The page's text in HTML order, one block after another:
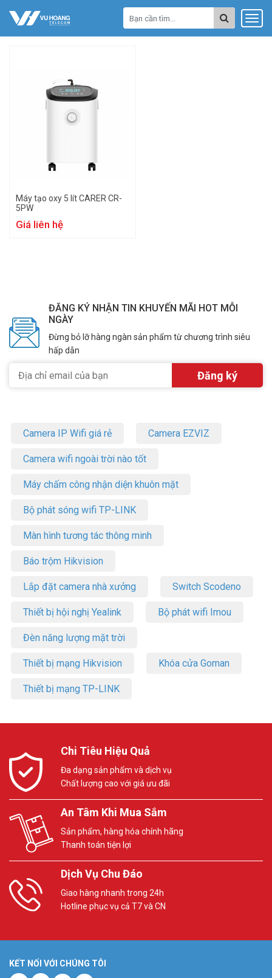
Máy tạo oxy 5 lít CARER CR-
5PW
Giá liên hệ
ĐĂNG KÝ NHẬN TIN KHUYẾN MÃI HOT MỖI
NGÀY
Đừng bỏ lỡ hàng ngàn sản phẩm từ chương trình siêu
hấp dẫn
Camera IP Wifi giá rẻ Camera EZVIZ
Camera wifi ngoài trời nào tốt
Máy chấm công nhận diện khuôn mặt
Bộ phát sóng wifi TP-LINK
Màn hình tương tác thông minh
Báo trộm Hikvision
Lắp đặt camera nhà xưởng Switch Scodeno
Thiết bị hội nghị Yealink Bộ phát wifi Imou
Đèn năng lượng mặt trời
Thiết bị mạng Hikvision Khóa cửa Goman
Thiết bị mạng TP-LINK
Chi Tiêu Hiệu Quả
Đa dạng sản phẩm và dịch vụ
Chất lượng cao với giá ưu đãi
An Tâm Khi Mua Sắm
Sản phẩm, hàng hóa chính hãng
Thanh toán tiện lợi
Dịch Vụ Chu Đáo
Giao hàng nhanh trong 24h
Hotline phục vụ cả T7 và CN
KẾT NỐI VỚI CHÚNG TÔI